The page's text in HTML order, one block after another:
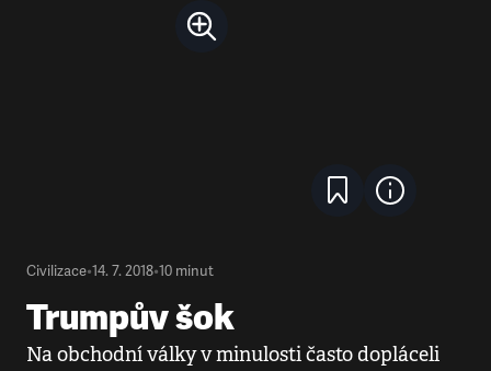
Civilizace•14. 7. 2018•10 minut
Trumpův šok
Na obchodní války v minulosti často dopláceli